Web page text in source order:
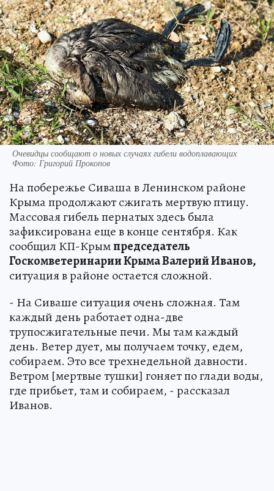
Очевидцы сообщают о новых случаях гибели водоплавающих
Фото: Григорий Прокопов
На побережье Сиваша в Ленинском районе
Крыма продолжают сжигать мертвую птицу.
Массовая гибель пернатых здесь была
зафиксирована еще в конце сентября. Как
сообщил КП-Крымпредседатель
Госкомветеринарии Крыма Валерий Иванов,
ситуация в районе остается сложной.
- На Сиваше ситуация очень сложная. Там
каждый день работает одна-две
трупосжигательные печи. Мы там каждый
день. Ветер дует, мы получаем точку, едем,
собираем. Это все трехнедельной давности.
Ветром [мертвые тушки] гоняет по глади воды,
где прибьет, там и собираем, - рассказал
Иванов.